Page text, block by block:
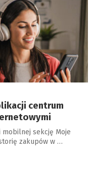
centrum
mobilnej sekcję Moje
zakupów w …